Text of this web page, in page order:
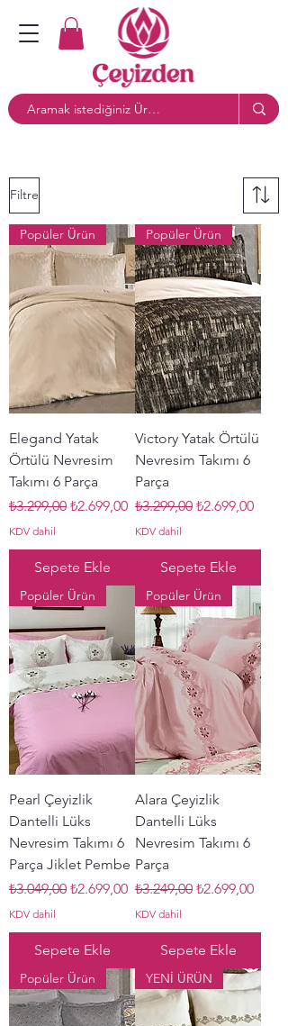
Filtre
Popüler Ürün
Elegand Yatak
Örtülü Nevresim
Takımı 6 Parça
Normal Fiyat
₺3.299,00 İndirimli Fiyat
₺2.699,00
KDV dahil
Sepete Ekle
Popüler Ürün
Victory Yatak Örtülü
Nevresim Takımı 6
Parça
Normal Fiyat
₺3.299,00 İndirimli Fiyat
₺2.699,00
KDV dahil
Sepete Ekle
Popüler Ürün
Pearl Çeyizlik
Dantelli Lüks
Nevresim Takımı 6
Parça Jiklet Pembe
Normal Fiyat
₺3.049,00 İndirimli Fiyat
₺2.699,00
KDV dahil
Sepete Ekle
Popüler Ürün
Alara Çeyizlik
Dantelli Lüks
Nevresim Takımı 6
Parça
Normal Fiyat
₺3.249,00 İndirimli Fiyat
₺2.699,00
KDV dahil
Sepete Ekle
Popüler Ürün YENİ ÜRÜN